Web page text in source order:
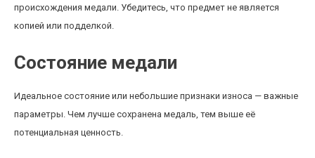
происхождения медали. Убедитесь, что предмет не является
копией или подделкой.
Состояние медали
Идеальное состояние или небольшие признаки износа — важные
параметры. Чем лучше сохранена медаль, тем выше её
потенциальная ценность.